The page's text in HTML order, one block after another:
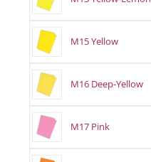
M15 Yellow
M16 Deep-Yellow
M17 Pink